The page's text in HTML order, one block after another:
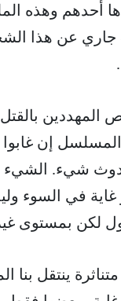
وهذه
عن هذا
بالقتل
إن غابوا
شيء. الشيء
غاية في
لكن بمستوى
ينتقل بنا